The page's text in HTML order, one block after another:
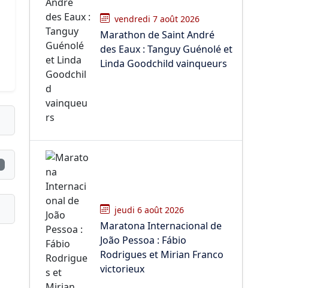
vendredi 7 août 2026
Marathon de Saint André
des Eaux : Tanguy Guénolé et
Linda Goodchild vainqueurs
jeudi 6 août 2026
Maratona Internacional de
João Pessoa : Fábio
Rodrigues et Mirian Franco
victorieux